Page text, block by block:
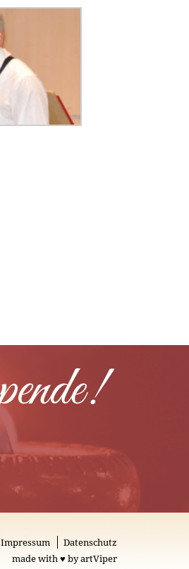
Impressum
Datenschutz
made with ♥ by artViper